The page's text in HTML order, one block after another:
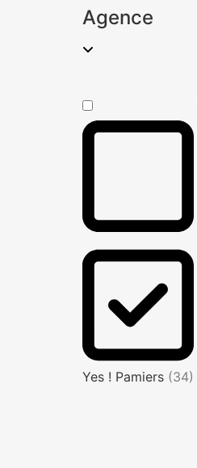
Agence
Yes ! Pamiers (34)